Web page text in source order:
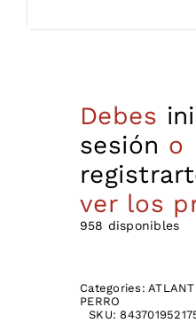
Debes
sesión o
ver los
958 disponibles
Categories:
PERRO
SKU: